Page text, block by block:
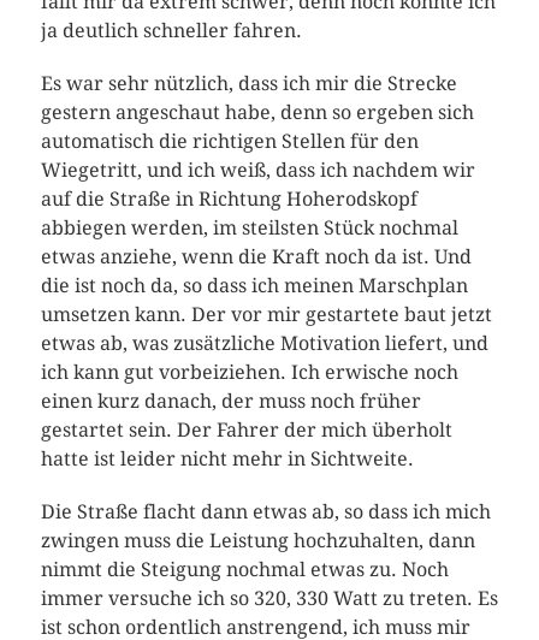
ja deutlich schneller fahren.
Es war sehr nützlich, dass ich mir die Strecke
gestern angeschaut habe, denn so ergeben sich
automatisch die richtigen Stellen für den
Wiegetritt, und ich weiß, dass ich nachdem wir
auf die Straße in Richtung Hoherodskopf
abbiegen werden, im steilsten Stück nochmal
etwas anziehe, wenn die Kraft noch da ist. Und
die ist noch da, so dass ich meinen Marschplan
umsetzen kann. Der vor mir gestartete baut jetzt
etwas ab, was zusätzliche Motivation liefert, und
ich kann gut vorbeiziehen. Ich erwische noch
einen kurz danach, der muss noch früher
gestartet sein. Der Fahrer der mich überholt
hatte ist leider nicht mehr in Sichtweite.
Die Straße flacht dann etwas ab, so dass ich mich
zwingen muss die Leistung hochzuhalten, dann
nimmt die Steigung nochmal etwas zu. Noch
immer versuche ich so 320, 330 Watt zu treten. Es
ist schon ordentlich anstrengend, ich muss mir